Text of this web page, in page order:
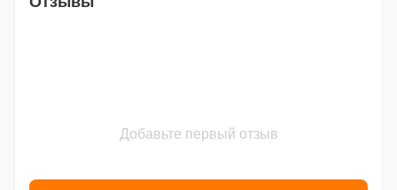
Добавьте первый отзыв